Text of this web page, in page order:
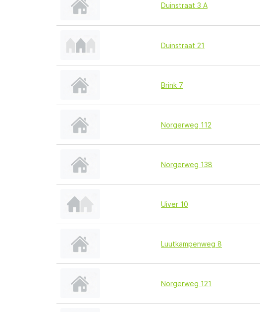
Duinstraat 3 A
Duinstraat 21
Brink 7
Norgerweg 112
Norgerweg 138
Uiver 10
Luutkampenweg 8
Norgerweg 121